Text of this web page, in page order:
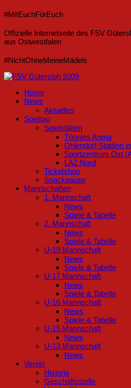
#MitEuchFürEuch
Offizielle Internetseite des FSV
aus Ostwestfalen
#NichtOhneMeineMädels
Home
News
Aktuelles
Spieltag
Spielstätten
Tönnies Arena
Ohlendorf-Stadion
Sportzentrum Ost
LAZ Nord
Ticketshop
Snackpause
Mannschaften
1. Mannschaft
News
Spiele & Tabelle
2. Mannschaft
News
Spiele & Tabelle
U-19 Mannschaft
News
Spiele & Tabelle
U-17 Mannschaft
News
Spiele & Tabelle
U-16 Mannschaft
News
Spiele & Tabelle
U-15 Mannschaft
News
U-13 Mannschaft
News
Verein
Historie
Geschäftsstelle